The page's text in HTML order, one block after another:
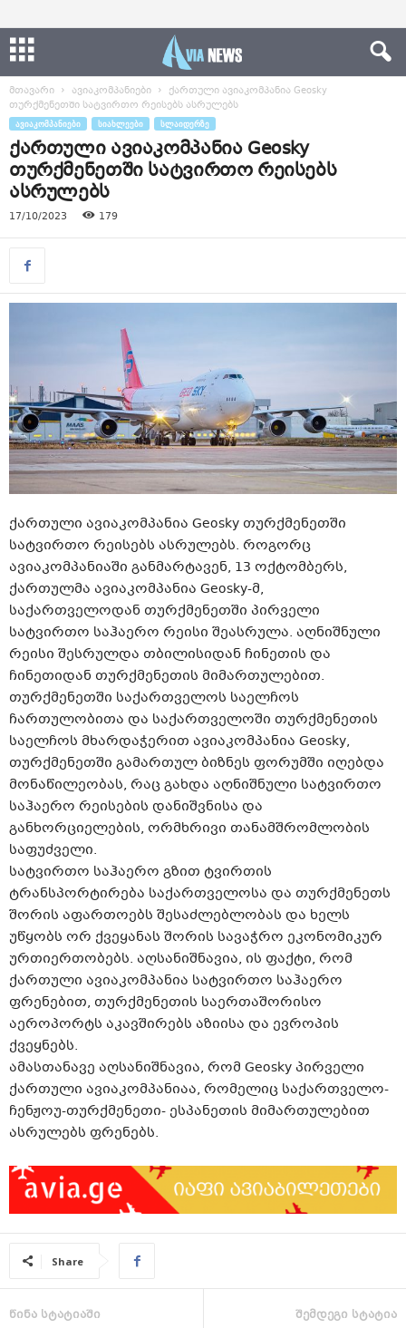
მთავარი ავიაკომპანიები
ქართული ავიაკომპანია Geosky
თურქმენეთში სატვირთო რეისებს ასრულებს
ᲐᲕᲘᲐᲙᲝᲛᲞᲐᲜᲘᲔᲑᲘ ᲡᲘᲐᲮᲚᲔᲔᲑᲘ ᲡᲚᲐᲘᲓᲔᲠᲖᲔ
ქართული ავიაკომპანია Geosky
თურქმენეთში სატვირთო რეისებს
ასრულებს
17/10/2023 179
ქართული ავიაკომპანია Geosky თურქმენეთში
სატვირთო რეისებს ასრულებს. როგორც
ავიაკომპანიაში განმარტავენ, 13 ოქტომბერს,
ქართულმა ავიაკომპანია Geosky-მ,
საქართველოდან თურქმენეთში პირველი
სატვირთო საჰაერო რეისი შეასრულა. აღნიშნული
რეისი შესრულდა თბილისიდან ჩინეთის და
ჩინეთიდან თურქმენეთის მიმართულებით.
თურქმენეთში საქართველოს საელჩოს
ჩართულობითა და საქართველოში თურქმენეთის
საელჩოს მხარდაჭერით ავიაკომპანია Geosky,
თურქმენეთში გამართულ ბიზნეს ფორუმში იღებდა
მონაწილეობას, რაც გახდა აღნიშნული სატვირთო
საჰაერო რეისების დანიშვნისა და
განხორციელების, ორმხრივი თანამშრომლობის
საფუძველი.
სატვირთო საჰაერო გზით ტვირთის
ტრანსპორტირება საქართველოსა და თურქმენეთს
შორის აფართოებს შესაძლებლობას და ხელს
უწყობს ორ ქვეყანას შორის სავაჭრო ეკონომიკურ
ურთიერთობებს. აღსანიშნავია, ის ფაქტი, რომ
ქართული ავიაკომპანია სატვირთო საჰაერო
ფრენებით, თურქმენეთის საერთაშორისო
აეროპორტს აკავშირებს აზიისა და ევროპის
ქვეყნებს.
ამასთანავე აღსანიშნავია, რომ Geosky პირველი
ქართული ავიაკომპანიაა, რომელიც საქართველო-
ჩენჟოუ-თურქმენეთი- ესპანეთის მიმართულებით
ასრულებს ფრენებს.
Share
წინა სტატიაში შემდეგი სტატია